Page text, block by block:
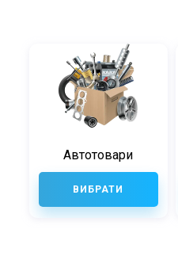
Автотовари
ВИБРАТИ